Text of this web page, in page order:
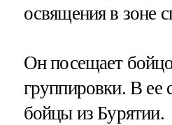
освящения в зоне
Он посещает
группировки. В ее
бойцы из Бурятии.